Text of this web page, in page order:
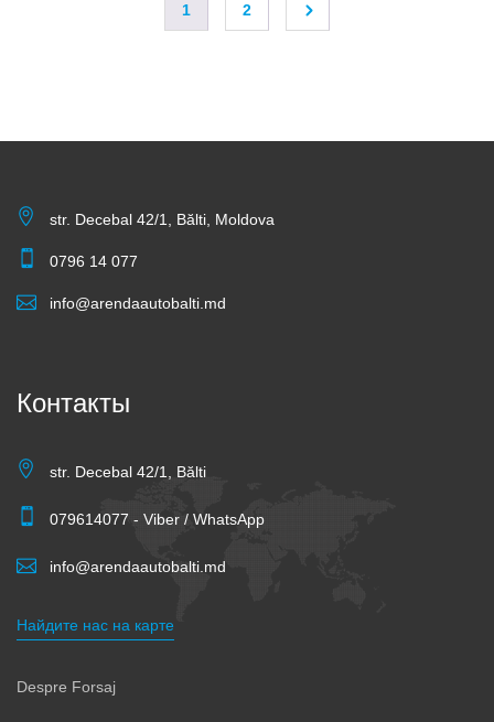
1 2
str. Decebal 42/1, Bălti, Moldova
0796 14 077
info@arendaautobalti.md
Контакты
str. Decebal 42/1, Bălti
079614077 - Viber / WhatsApp
info@arendaautobalti.md
Найдите нас на карте
Despre Forsaj